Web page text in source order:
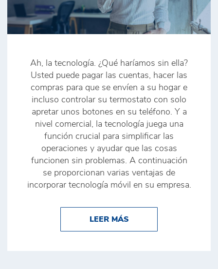
Ah, la tecnología. ¿Qué haríamos sin ella?
Usted puede pagar las cuentas, hacer las
compras para que se envíen a su hogar e
incluso controlar su termostato con solo
apretar unos botones en su teléfono. Y a
nivel comercial, la tecnología juega una
función crucial para simplificar las
operaciones y ayudar que las cosas
funcionen sin problemas. A continuación
se proporcionan varias ventajas de
incorporar tecnología móvil en su empresa.
LEER MÁSABOUT 3 VENTAJAS